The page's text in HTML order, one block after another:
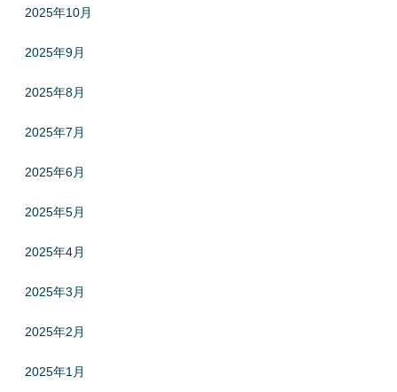
2025年10月
2025年9月
2025年8月
2025年7月
2025年6月
2025年5月
2025年4月
2025年3月
2025年2月
2025年1月